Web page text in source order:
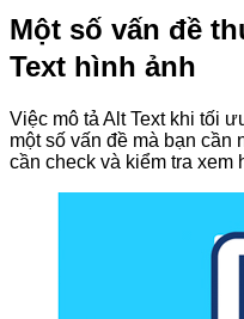
Một số vấn đề
Text hình ảnh
Việc mô tả Alt Text khi tối
một số vấn đề mà bạn cần
cần check và kiểm tra xem